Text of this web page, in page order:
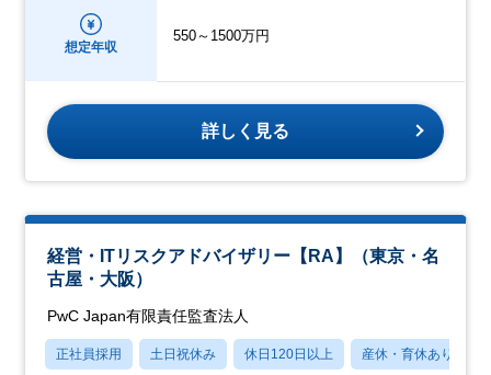
想定年収
550～1500万円
詳しく見る
経営・ITリスクアドバイザリー【RA】（東京・名
古屋・大阪）
PwC Japan有限責任監査法人
正社員採用 土日祝休み 休日120日以上 産休・育休あり